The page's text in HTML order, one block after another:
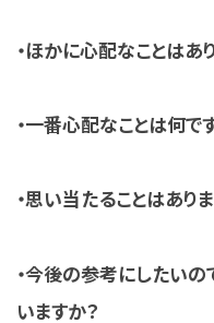
・ほかに心配なことはあ
・一番心配なことは何で
・思い当たることはあり
・今後の参考にしたいの
いますか？